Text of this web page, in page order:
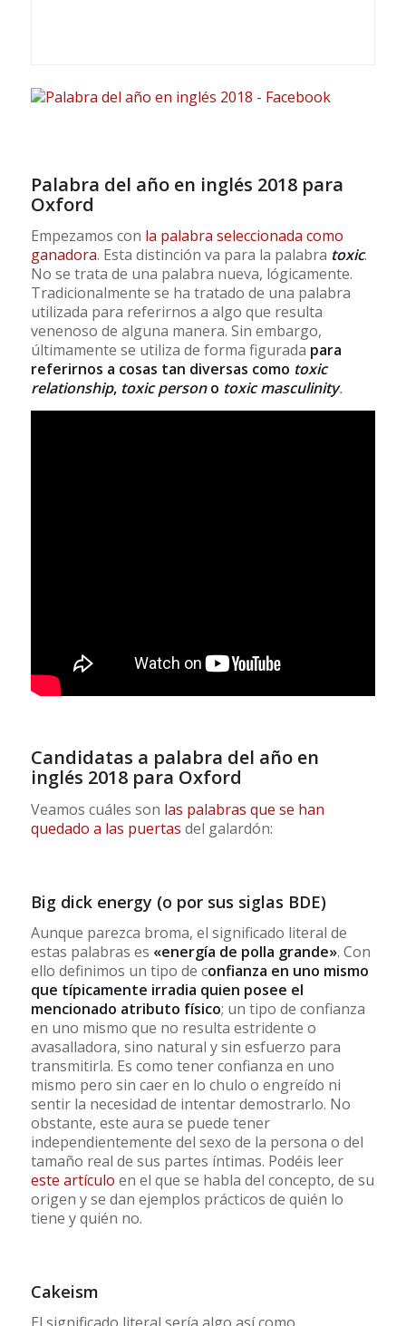
Palabra del año en inglés 2018 para
Oxford
Empezamos con la palabra seleccionada como
ganadora. Esta distinción va para la palabra toxic.
No se trata de una palabra nueva, lógicamente.
Tradicionalmente se ha tratado de una palabra
utilizada para referirnos a algo que resulta
venenoso de alguna manera. Sin embargo,
últimamente se utiliza de forma figurada para
referirnos a cosas tan diversas como toxic
relationship,toxic persono toxic masculinity.
Candidatas a palabra del año en
inglés 2018 para Oxford
Veamos cuáles son las palabras que se han
quedado a las puertas del galardón:
Big dick energy (o por sus siglas BDE)
Aunque parezca broma, el significado literal de
estas palabras es «energía de polla grande». Con
ello definimos un tipo de confianza en uno mismo
que típicamente irradia quien posee el
mencionado atributo físico; un tipo de confianza
en uno mismo que no resulta estridente o
avasalladora, sino natural y sin esfuerzo para
transmitirla. Es como tener confianza en uno
mismo pero sin caer en lo chulo o engreído ni
sentir la necesidad de intentar demostrarlo. No
obstante, este aura se puede tener
independientemente del sexo de la persona o del
tamaño real de sus partes íntimas. Podéis leer
este artículo en el que se habla del concepto, de su
origen y se dan ejemplos prácticos de quién lo
tiene y quién no.
Cakeism